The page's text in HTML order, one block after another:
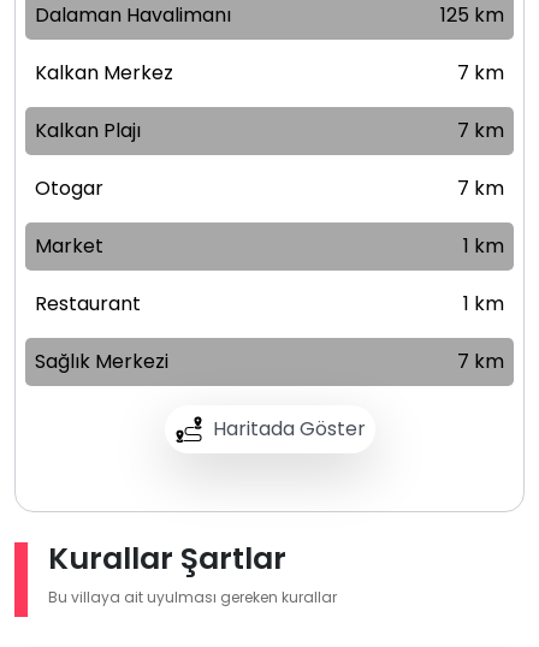
Haritada Göster
Dalaman Havalimanı 125 km
Kalkan Merkez 7 km
Kalkan Plajı 7 km
Otogar 7 km
Market 1 km
Restaurant 1 km
Sağlık Merkezi 7 km
Kurallar Şartlar
Bu villaya ait uyulması gereken kurallar